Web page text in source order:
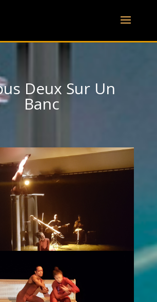
Deux Sur Un
Banc